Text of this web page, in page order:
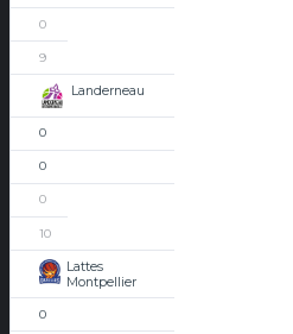
0
9
Landerneau
0
0
0
10
Lattes
Montpellier
0